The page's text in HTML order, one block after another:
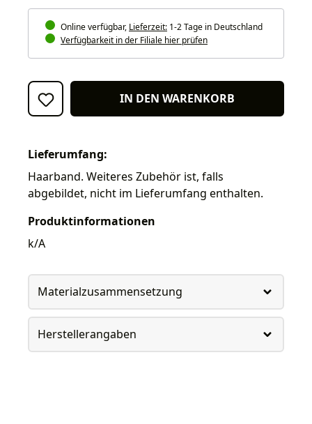
Online verfügbar, Lieferzeit: 1-2 Tage in Deutschland
Verfügbarkeit in der Filiale hier prüfen
IN DEN WARENKORB
Lieferumfang:
Haarband. Weiteres Zubehör ist, falls
abgebildet, nicht im Lieferumfang enthalten.
Produktinformationen
k/A
Materialzusammensetzung
Herstellerangaben